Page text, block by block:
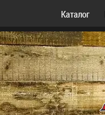
Каталог